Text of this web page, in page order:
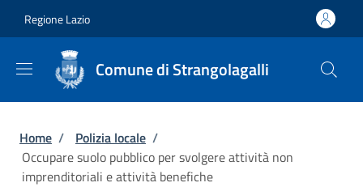
Regione Lazio
Comune di Strangolagalli
Briciole di pane
Home / Polizia locale /
Occupare suolo pubblico per svolgere attività non
imprenditoriali e attività benefiche